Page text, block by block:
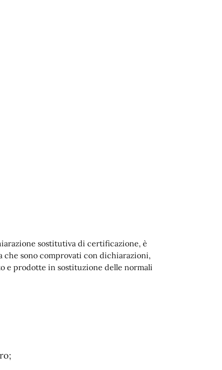
sostitutiva di certificazione, è
che sono comprovati con dichiarazioni,
e prodotte in sostituzione delle normali